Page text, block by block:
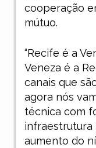
cooperação
mútuo.
“Recife é a
Veneza é a
canais que
agora nós
técnica com
infraestrutura
aumento do